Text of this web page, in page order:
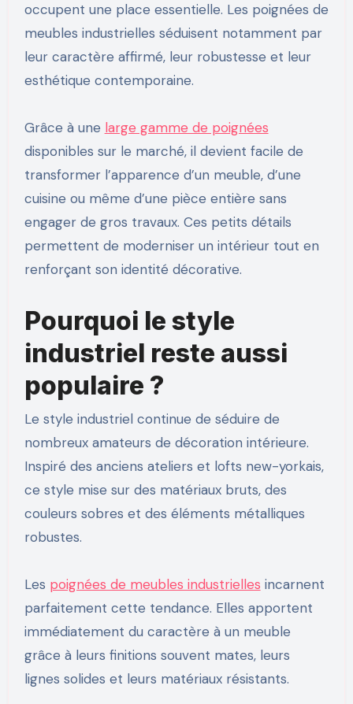
occupent une place essentielle. Les poignées de
meubles industrielles séduisent notamment par
leur caractère affirmé, leur robustesse et leur
esthétique contemporaine.
Grâce à une large gamme de poignées
disponibles sur le marché, il devient facile de
transformer l’apparence d’un meuble, d’une
cuisine ou même d’une pièce entière sans
engager de gros travaux. Ces petits détails
permettent de moderniser un intérieur tout en
renforçant son identité décorative.
Pourquoi le style
industriel reste aussi
populaire ?
Le style industriel continue de séduire de
nombreux amateurs de décoration intérieure.
Inspiré des anciens ateliers et lofts new-yorkais,
ce style mise sur des matériaux bruts, des
couleurs sobres et des éléments métalliques
robustes.
Les poignées de meubles industrielles incarnent
parfaitement cette tendance. Elles apportent
immédiatement du caractère à un meuble
grâce à leurs finitions souvent mates, leurs
lignes solides et leurs matériaux résistants.